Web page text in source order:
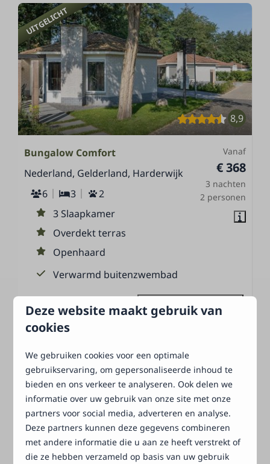
UITGELICHT
8,9
Vanaf
€ 368
3 nachten
2 personen
Bungalow Comfort
Nederland, Gelderland, Harderwijk
6
3
2
3 Slaapkamer
Overdekt terras
Openhaard
Verwarmd buitenzwembad
Bekijken
Meer resultaten (9)
Terug naar blogs
Deze website maakt gebruik van
cookies
We gebruiken cookies voor een optimale
gebruikservaring, om gepersonaliseerde inhoud te
bieden en ons verkeer te analyseren. Ook delen we
informatie over uw gebruik van onze site met onze
partners voor social media, adverteren en analyse.
Deze partners kunnen deze gegevens combineren
met andere informatie die u aan ze heeft verstrekt of
die ze hebben verzameld op basis van uw gebruik